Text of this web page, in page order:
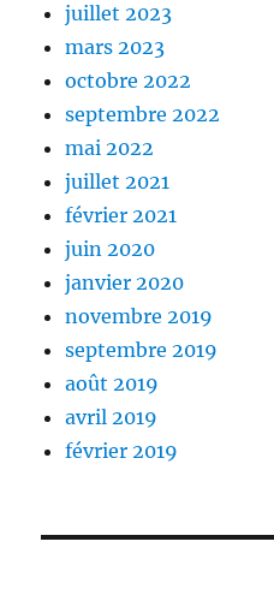
juillet 2023
mars 2023
octobre 2022
septembre 2022
mai 2022
juillet 2021
février 2021
juin 2020
janvier 2020
novembre 2019
septembre 2019
août 2019
avril 2019
février 2019